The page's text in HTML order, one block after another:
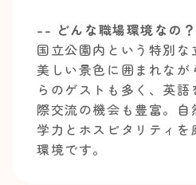
-- どんな職場環境なの
国立公園内という特別
美しい景色に囲まれな
らのゲストも多く、英
際交流の機会も豊富。
学力とホスピタリティを
環境です。